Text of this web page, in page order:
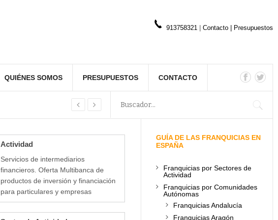
913758321 Contacto Presupuestos
QUIÉNES SOMOS PRESUPUESTOS CONTACTO
Actividad
Servicios de intermediarios
financieros. Oferta Multibanca de
productos de inversión y financiación
para particulares y empresas
GUÍA DE LAS FRANQUICIAS EN
ESPAÑA
Franquicias por Sectores de
Actividad
Franquicias por Comunidades
Autónomas
Franquicias Andalucía
Franquicias Aragón